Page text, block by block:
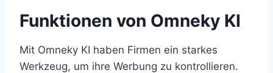
Funktionen von Omneky KI
Mit Omneky KI haben Firmen ein starkes
Werkzeug, um ihre Werbung zu kontrollieren.